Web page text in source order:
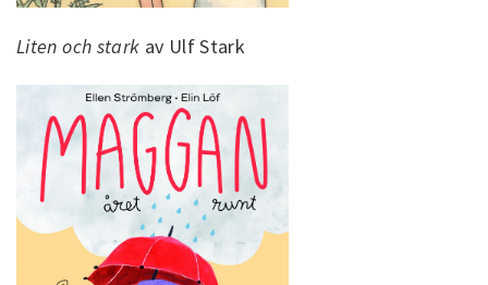
Liten och stark av Ulf Stark